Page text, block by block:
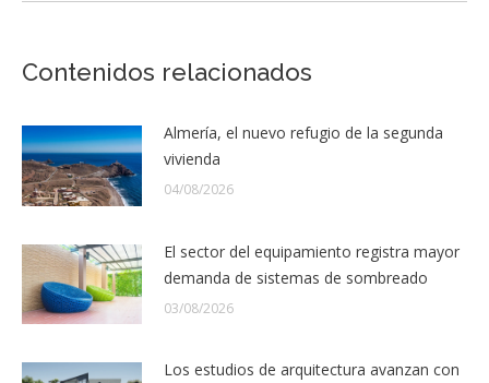
Contenidos relacionados
Almería, el nuevo refugio de la segunda
vivienda
04/08/2026
El sector del equipamiento registra mayor
demanda de sistemas de sombreado
03/08/2026
Los estudios de arquitectura avanzan con